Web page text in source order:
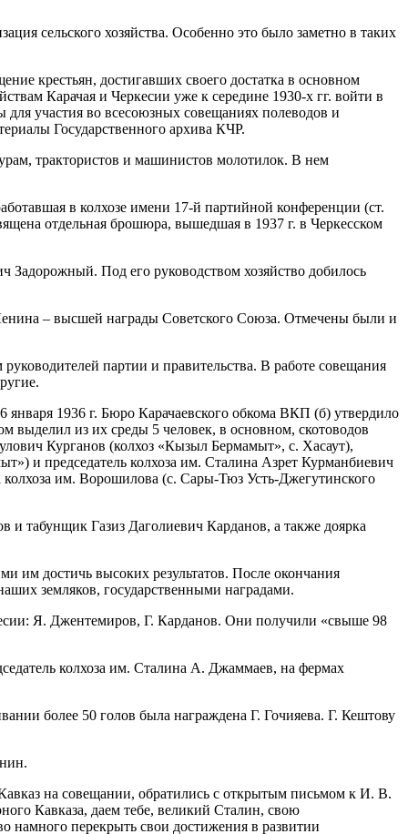
сельского хозяйства. Особенно это было заметно в таких
крестьян, достигавших своего достатка в основном
Карачая и Черкесии уже к середине 1930-х гг. войти в
участия во всесоюзных совещаниях полеводов и
Государственного архива КЧР.
трактористов и машинистов молотилок. В нем
в колхозе имени 17-й партийной конференции (ст.
отдельная брошюра, вышедшая в 1937 г. в Черкесском
Задорожный. Под его руководством хозяйство добилось
– высшей награды Советского Союза. Отмечены были и
партии и правительства. В работе совещания
1936 г. Бюро Карачаевского обкома ВКП (б) утвердило
выделил из их среды 5 человек, в основном, скотоводов
Курганов (колхоз «Кызыл Бермамыт», с. Хасаут),
и председатель колхоза им. Сталина Азрет Курманбиевич
им. Ворошилова (с. Сары-Тюз Усть-Джегутинского
табунщик Газиз Даголиевич Карданов, а также доярка
достичь высоких результатов. После окончания
земляков, государственными наградами.
Я. Джентемиров, Г. Карданов. Они получили «свыше 98
колхоза им. Сталина А. Джаммаев, на фермах
более 50 голов была награждена Г. Гочияева. Г. Кештову
на совещании, обратились с открытым письмом к И. В.
Кавказа, даем тебе, великий Сталин, свою
намного перекрыть свои достижения в развитии